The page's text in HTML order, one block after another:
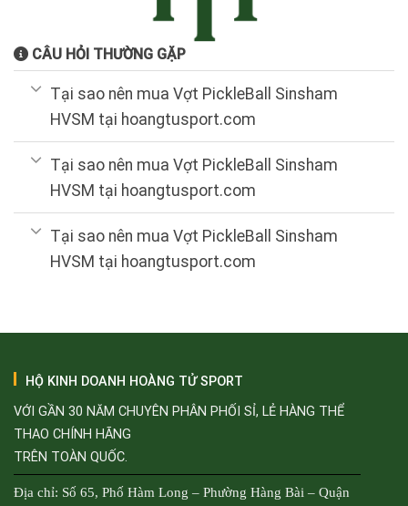
CÂU HỎI THƯỜNG GẶP
Tại sao nên mua Vợt PickleBall Sinsham
HVSM tại hoangtusport.com
Tại sao nên mua Vợt PickleBall Sinsham
HVSM tại hoangtusport.com
Tại sao nên mua Vợt PickleBall Sinsham
HVSM tại hoangtusport.com
HỘ KINH DOANH HOÀNG TỬ SPORT
VỚI GẦN 30 NĂM CHUYÊN PHÂN PHỐI SỈ, LẺ HÀNG THỂ
THAO CHÍNH HÃNG
TRÊN TOÀN QUỐC.
Địa chỉ: Số 65, Phố Hàm Long – Phường Hàng Bài – Quận